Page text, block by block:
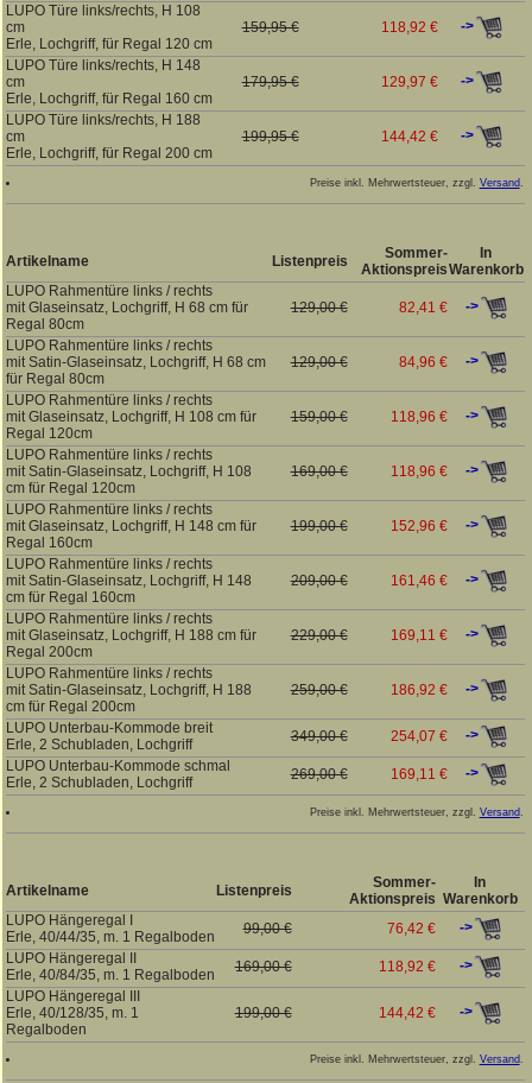
LUPO Türe links/rechts, H 108
cm
Erle, Lochgriff, für Regal 120 cm
159,95 € 118,92 € ->
LUPO Türe links/rechts, H 148
cm
Erle, Lochgriff, für Regal 160 cm
179,95 € 129,97 € ->
LUPO Türe links/rechts, H 188
cm
Erle, Lochgriff, für Regal 200 cm
199,95 € 144,42 € ->
Preise inkl. Mehrwertsteuer, zzgl. Versand.
Artikelname Listenpreis
Sommer-
Aktionspreis
In
Warenkorb
LUPO Rahmentüre links / rechts
mit Glaseinsatz, Lochgriff, H 68 cm für
Regal 80cm
129,00 € 82,41 € ->
LUPO Rahmentüre links / rechts
mit Satin-Glaseinsatz, Lochgriff, H 68 cm
für Regal 80cm
129,00 € 84,96 € ->
LUPO Rahmentüre links / rechts
mit Glaseinsatz, Lochgriff, H 108 cm für
Regal 120cm
159,00 € 118,96 € ->
LUPO Rahmentüre links / rechts
mit Satin-Glaseinsatz, Lochgriff, H 108
cm für Regal 120cm
169,00 € 118,96 € ->
LUPO Rahmentüre links / rechts
mit Glaseinsatz, Lochgriff, H 148 cm für
Regal 160cm
199,00 € 152,96 € ->
LUPO Rahmentüre links / rechts
mit Satin-Glaseinsatz, Lochgriff, H 148
cm für Regal 160cm
209,00 € 161,46 € ->
LUPO Rahmentüre links / rechts
mit Glaseinsatz, Lochgriff, H 188 cm für
Regal 200cm
229,00 € 169,11 € ->
LUPO Rahmentüre links / rechts
mit Satin-Glaseinsatz, Lochgriff, H 188
cm für Regal 200cm
259,00 € 186,92 € ->
LUPO Unterbau-Kommode breit
Erle, 2 Schubladen, Lochgriff
349,00 € 254,07 €
->
LUPO Unterbau-Kommode schmal
Erle, 2 Schubladen, Lochgriff
269,00 € 169,11 € ->
Preise inkl. Mehrwertsteuer, zzgl. Versand.
Artikelname Listenpreis
Sommer-
Aktionspreis
In
Warenkorb
LUPO Hängeregal I
Erle, 40/44/35, m. 1 Regalboden
99,00 € 76,42 €
->
LUPO Hängeregal II
Erle, 40/84/35, m. 1 Regalboden
169,00 € 118,92 €
->
LUPO Hängeregal III
Erle, 40/128/35, m. 1
Regalboden
199,00 € 144,42 € ->
Preise inkl. Mehrwertsteuer, zzgl. Versand.